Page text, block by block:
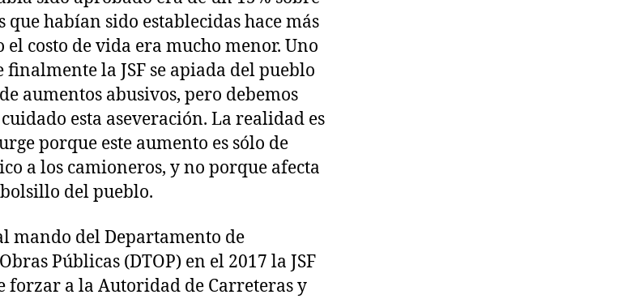
que habían sido establecidas hace más
el costo de vida era mucho menor. Uno
la JSF se apiada del pueblo
aumentos abusivos, pero debemos
esta aseveración. La realidad es
porque este aumento es sólo de
a los camioneros, y no porque afecta
del pueblo.
mando del Departamento de
Públicas (DTOP) en el 2017 la JSF
forzar a la Autoridad de Carreteras y